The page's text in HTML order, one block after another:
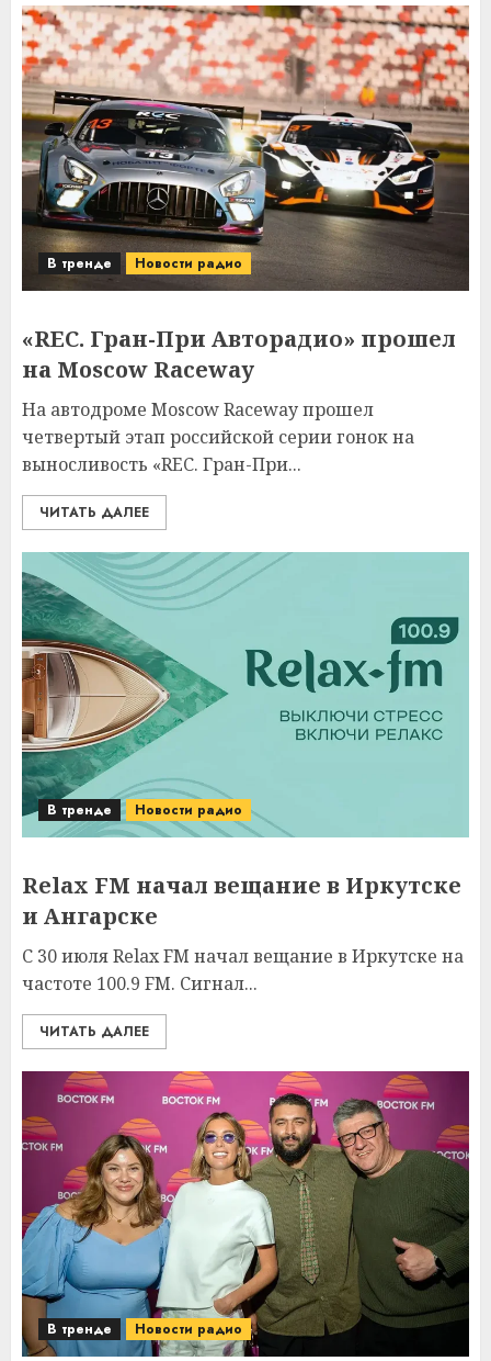
В тренде Новости радио
«REC. Гран-При Авторадио» прошел
на Moscow Raceway
На автодроме Moscow Raceway прошел
четвертый этап российской серии гонок на
выносливость «REC. Гран-При...
ЧИТАТЬ ДАЛЕЕ
В тренде Новости радио
Relax FM начал вещание в Иркутске
и Ангарске
С 30 июля Relax FM начал вещание в Иркутске на
частоте 100.9 FM. Сигнал...
ЧИТАТЬ ДАЛЕЕ
В тренде Новости радио